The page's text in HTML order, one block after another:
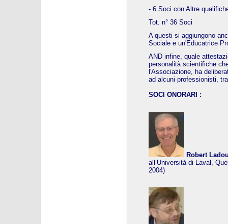
- 6 Soci con Altre
Tot. n° 36 Soci
A questi si aggiungono
Sociale e un'Educatrice
AND infine, quale
personalità scientifiche
l'Associazione, ha
ad alcuni professionisti,
SOCI ONORARI :
Robert
all’Università di Laval,
2004)